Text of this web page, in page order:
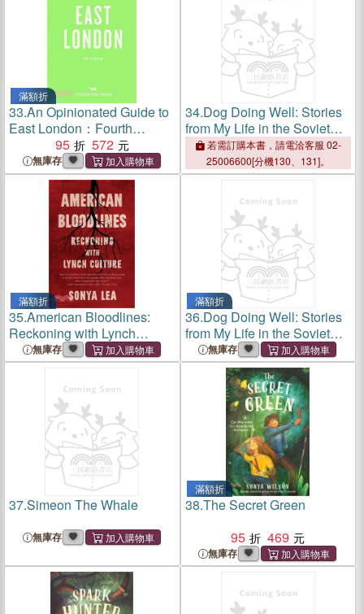
滿額折
33.An Opinionated Guide to
East London：Fourth
95 572
無庫存
34.Dog Doing Well: Stories
from My Life in the Soviet
Union
若需訂購本書，請電洽客服 02-
25006600[分機130、131]。
滿額折
35.American Bloodlines:
Reckoning with Lynch
Culture
無庫存
滿額折
36.Dog Doing Well: Stories
from My Life in the Soviet
Union無庫存
37.Simeon The Whale
無庫存
滿額折
38.The Secret Green
95
469
無庫存